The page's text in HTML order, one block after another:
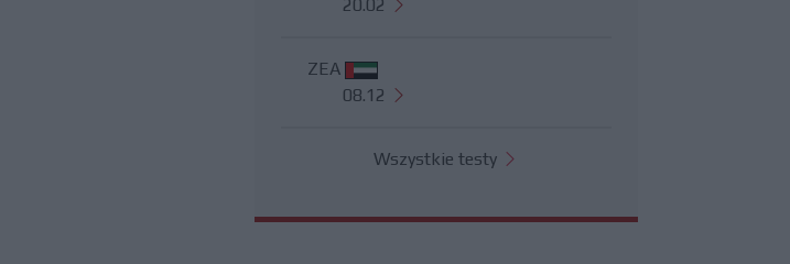
20.02
ZEA
08.12
Wszystkie testy